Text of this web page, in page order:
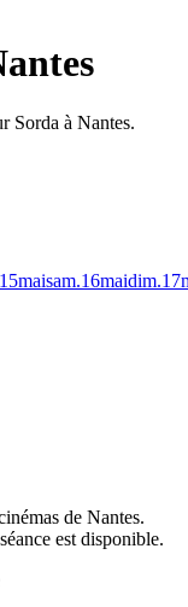
Sorda à Nantes.
15maisam.16maidim.17
de Nantes.
est disponible.